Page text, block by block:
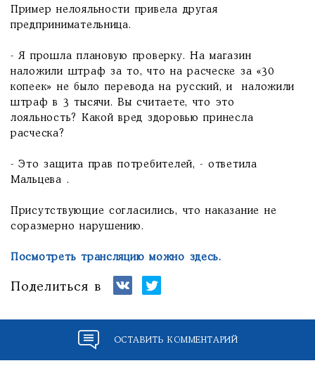
Пример нелояльности привела другая
предпринимательница.
- Я прошла плановую проверку. На магазин
наложили штраф за то, что на расческе за «30
копеек» не было перевода на русский, и наложили
штраф в 3 тысячи. Вы считаете, что это
лояльность? Какой вред здоровью принесла
расческа?
- Это защита прав потребителей, - ответила
Мальцева .
Присутствующие согласились, что наказание не
соразмерно нарушению.
Посмотреть трансляцию можно здесь.
Поделиться в
ОСТАВИТЬ КОММЕНТАРИЙ